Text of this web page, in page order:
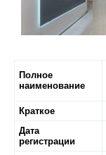
Полное
наименование
Краткое
Дата
регистрации